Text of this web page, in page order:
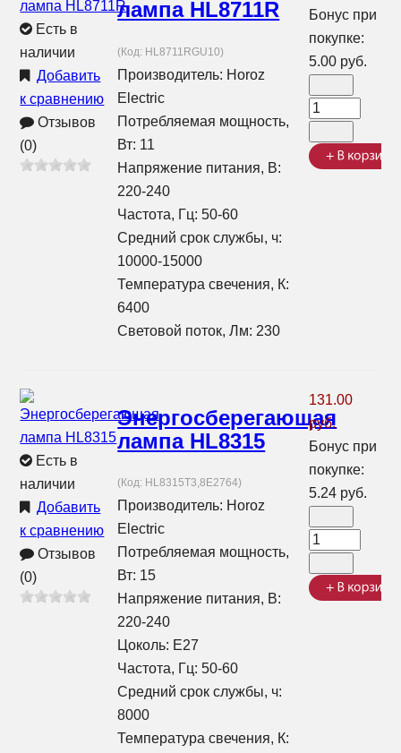
Есть в
наличии
Добавить
к сравнению
Отзывов
(0)
лампа HL8711R
(Код: HL8711RGU10)
Производитель: Horoz
Electric
Потребляемая мощность,
Вт: 11
Напряжение питания, В:
220-240
Частота, Гц: 50-60
Средний срок службы, ч:
10000-15000
Температура свечения, К:
6400
Световой поток, Лм: 230
Бонус при
покупке:
5.00 руб.
Есть в
наличии
Добавить
к сравнению
Отзывов
(0)
Энергосберегающая
лампа HL8315
(Код: HL8315T3,8E2764)
Производитель: Horoz
Electric
Потребляемая мощность,
Вт: 15
Напряжение питания, В:
220-240
Цоколь: E27
Частота, Гц: 50-60
Средний срок службы, ч:
8000
Температура свечения, К:
131.00
руб.
Бонус при
покупке:
5.24 руб.